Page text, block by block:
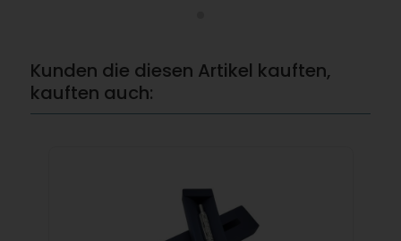
Kunden die diesen Artikel kauften,
kauften auch: